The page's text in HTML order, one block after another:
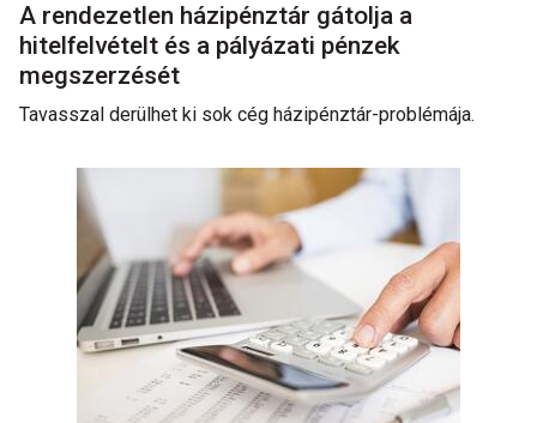
A rendezetlen házipénztár gátolja a
hitelfelvételt és a pályázati pénzek
megszerzését
Tavasszal derülhet ki sok cég házipénztár-problémája.